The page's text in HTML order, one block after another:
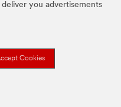
you advertisements
Cookies